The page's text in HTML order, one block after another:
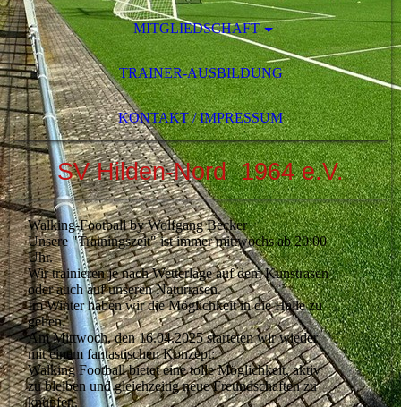
MITGLIEDSCHAFT
TRAINER-AUSBILDUNG
KONTAKT / IMPRESSUM
SV Hilden-Nord 1964 e.V.
Walking-Football by Wolfgang Becker
Unsere "Trainingszeit" ist immer mittwochs ab 20:00
Uhr.
Wir trainieren je nach Wetterlage auf dem Kunstrasen
oder auch auf unseren Naturrasen.
Im Winter haben wir die Möglichkeit in die Halle zu
gehen.
Am Mittwoch, den 16.04.2025 starteten wir wieder
mit einem fantastischen Konzept:
Walking Football bietet eine tolle Möglichkeit, aktiv
zu bleiben und gleichzeitig neue Freundschaften zu
knüpfen.